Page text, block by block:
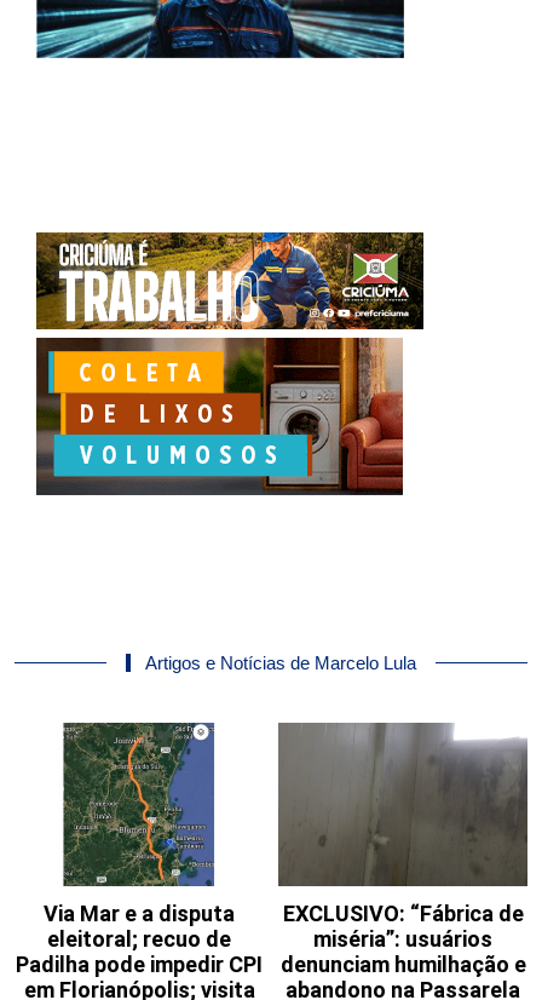
Artigos e Notícias de Marcelo Lula
Via Mar e a disputa
eleitoral; recuo de
Padilha pode impedir CPI
em Florianópolis; visita
EXCLUSIVO: “Fábrica de
miséria”: usuários
denunciam humilhação e
abandono na Passarela